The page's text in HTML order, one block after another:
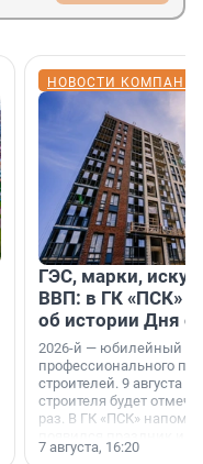
НОВОСТИ
ГЭС, марки,
ВВП: в ГК «ПСК»
об истории Дня
2026-й — юбилейный
профессионального
строителей. 9 августа
строителя будет
раз. В ГК «ПСК»
поменялась роль
7 августа, 16:20